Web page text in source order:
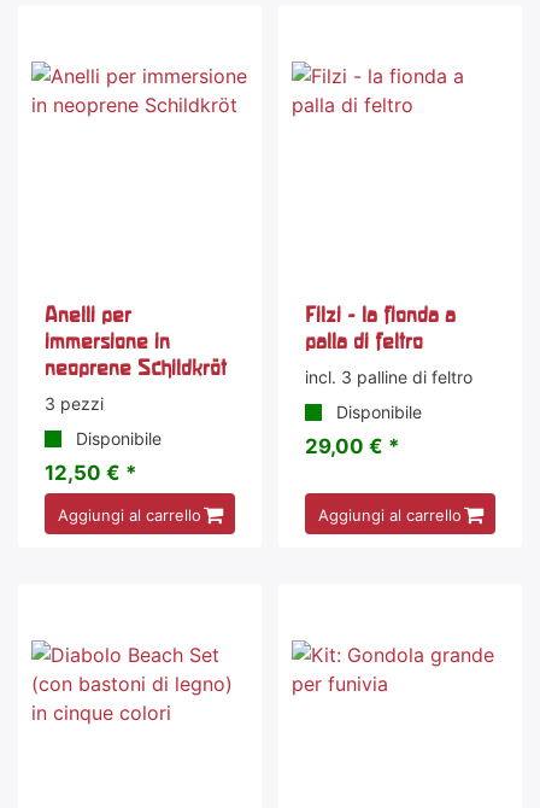
Anelli per
immersione in
neoprene Schildkröt
3 pezzi
Disponibile
12,50 € *
Aggiungi al carrello
Filzi - la fionda a
palla di feltro
incl. 3 palline di feltro
Disponibile
29,00 € *
Aggiungi al carrello